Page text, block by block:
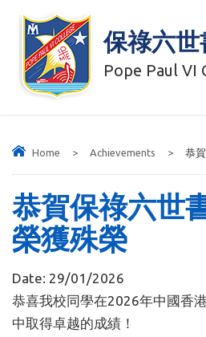
保祿六世
Pope Paul VI
Home > Achievements > 恭
恭賀保祿六世
榮獲殊榮
Date: 29/01/2026
恭喜我校同學在2026年中國香
中取得卓越的成績！